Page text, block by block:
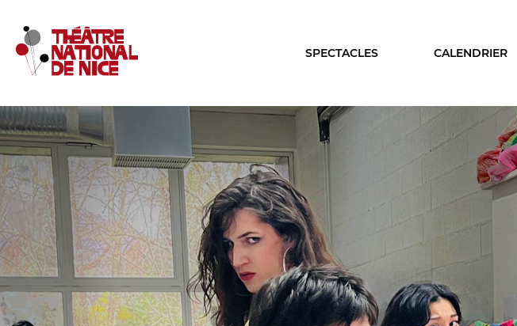
SPECTACLES CALENDRIER
LE TNN
PRÉSENTATION
Muriel Mayette-Holtz
Le CDN
La Troupe et les élèves de l'ERACM
L’Équipe
Les Partenaires
LA SAISON
TOUTE LA SAISON
Les Spectacles
Le Calendrier
Productions & coproductions
Les Tournées